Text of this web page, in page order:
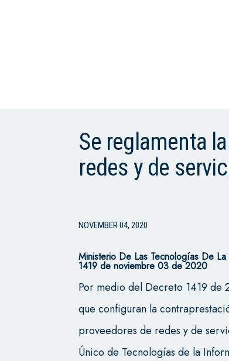
Se reglamenta
redes y de
NOVEMBER 04, 2020
Ministerio De Las Tecnologías De
1419 de noviembre 03 de 2020
Por medio del Decreto 1419 de
que configuran la
proveedores de redes y de
Único de Tecnologías de la